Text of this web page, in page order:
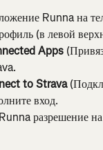
Runna на
(в левой
Apps
to Strava
вход.
разрешение